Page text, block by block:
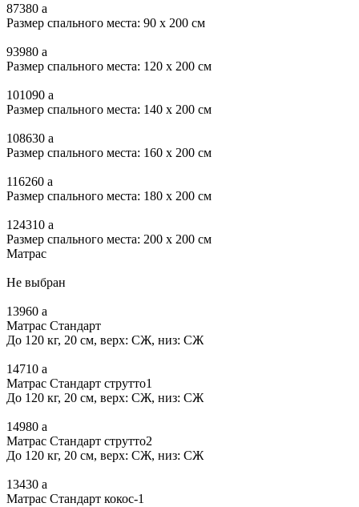
87380 a
Размер спального места: 90 x 200 см
93980 a
Размер спального места: 120 x 200 см
101090 a
Размер спального места: 140 x 200 см
108630 a
Размер спального места: 160 x 200 см
116260 a
Размер спального места: 180 x 200 см
124310 a
Размер спального места: 200 x 200 см
Матрас
Не выбран
13960 a
Матрас Стандарт
До 120 кг, 20 см, верх: СЖ, низ: СЖ
14710 a
Матрас Стандарт струтто1
До 120 кг, 20 см, верх: СЖ, низ: СЖ
14980 a
Матрас Стандарт струтто2
До 120 кг, 20 см, верх: СЖ, низ: СЖ
13430 a
Матрас Стандарт кокос-1